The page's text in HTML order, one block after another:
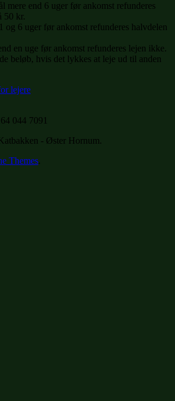
mere end 6 uger før ankomst refunderes
50 kr.
og 6 uger før ankomst refunderes halvdelen
en uge før ankomst refunderes lejen ikke.
beløb, hvis det lykkes at leje ud til anden
lejere
044 7091
- Øster Hornum.
Themes.